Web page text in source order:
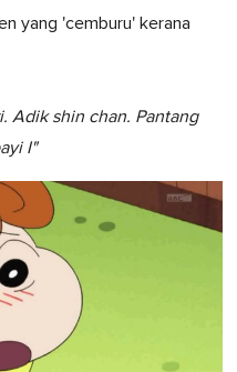
yang 'cemburu' kerana
Adik shin chan. Pantang
I"